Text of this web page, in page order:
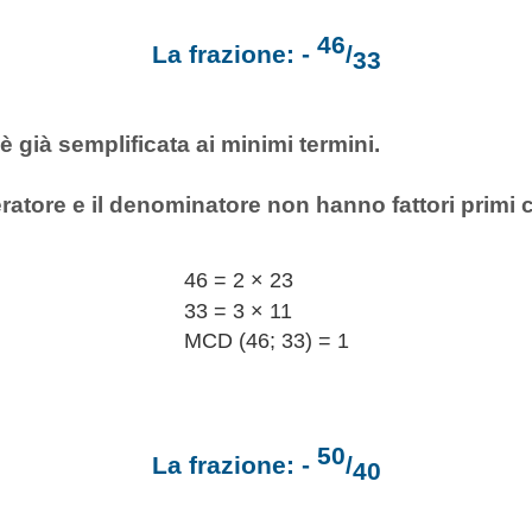
La frazione: - 46/33
è già semplificata ai minimi termini.
e il denominatore non hanno fattori primi
46 = 2 × 23
33 = 3 × 11
MCD (46; 33) = 1
La frazione: - 50/40